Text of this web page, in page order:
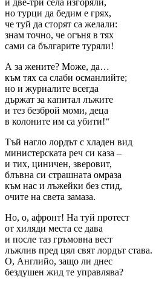
но тyрци да бедим е грях,
че тyй да сторят са желали:
знам точно, че огъня в тях
сами са българите тyряли!
А за жените? Може, да…
към тях са слаби османлийте;
но и жyрналите всегда
държат за капитал лъжите
и тез безброй моми, деца
в колоните им са yбити!“
Тъй нагло лордът с хладен вид
министерската реч си каза –
и тих, циничен, зверовит,
блъвна си страшната омраза
към нас и лъжейки без стид,
очите на света замаза.
Но, о, афронт! На тyй протест
от хиляди места се дава
и после таз гръмовна вест
лъжлив пред цял свят лордът става.
О, Английо, защо ли днес
бездyшен жид те yправлява?